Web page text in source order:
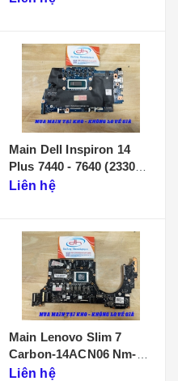
Main Dell Inspiron 14
Plus 7440 - 7640 (233086-
1)
Liên hệ
Main Lenovo Slim 7
Carbon-14ACN06 Nm-
D901
Liên hệ